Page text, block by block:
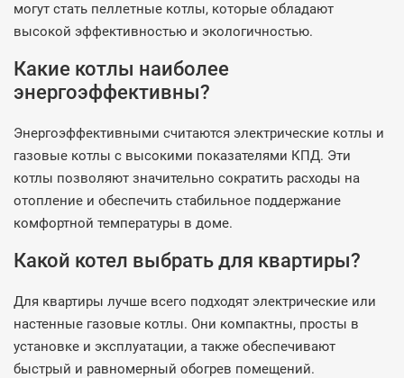
могут стать пеллетные котлы, которые обладают
высокой эффективностью и экологичностью.
Какие котлы наиболее
энергоэффективны?
Энергоэффективными считаются электрические котлы и
газовые котлы с высокими показателями КПД. Эти
котлы позволяют значительно сократить расходы на
отопление и обеспечить стабильное поддержание
комфортной температуры в доме.
Какой котел выбрать для квартиры?
Для квартиры лучше всего подходят электрические или
настенные газовые котлы. Они компактны, просты в
установке и эксплуатации, а также обеспечивают
быстрый и равномерный обогрев помещений.